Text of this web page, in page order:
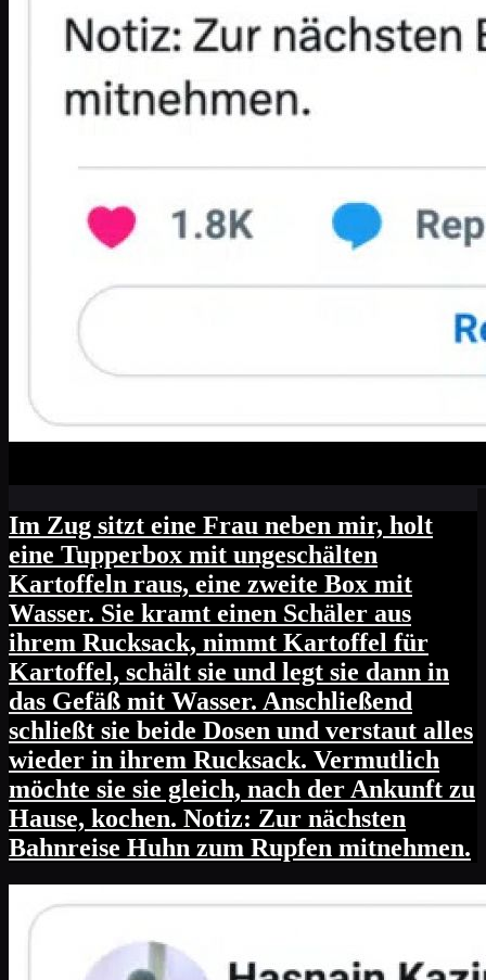
Im Zug sitzt eine Frau neben mir, holt
eine Tupperbox mit ungeschälten
Kartoffeln raus, eine zweite Box mit
Wasser. Sie kramt einen Schäler aus
ihrem Rucksack, nimmt Kartoffel für
Kartoffel, schält sie und legt sie dann in
das Gefäß mit Wasser. Anschließend
schließt sie beide Dosen und verstaut alles
wieder in ihrem Rucksack. Vermutlich
möchte sie sie gleich, nach der Ankunft zu
Hause, kochen. Notiz: Zur nächsten
Bahnreise Huhn zum Rupfen mitnehmen.